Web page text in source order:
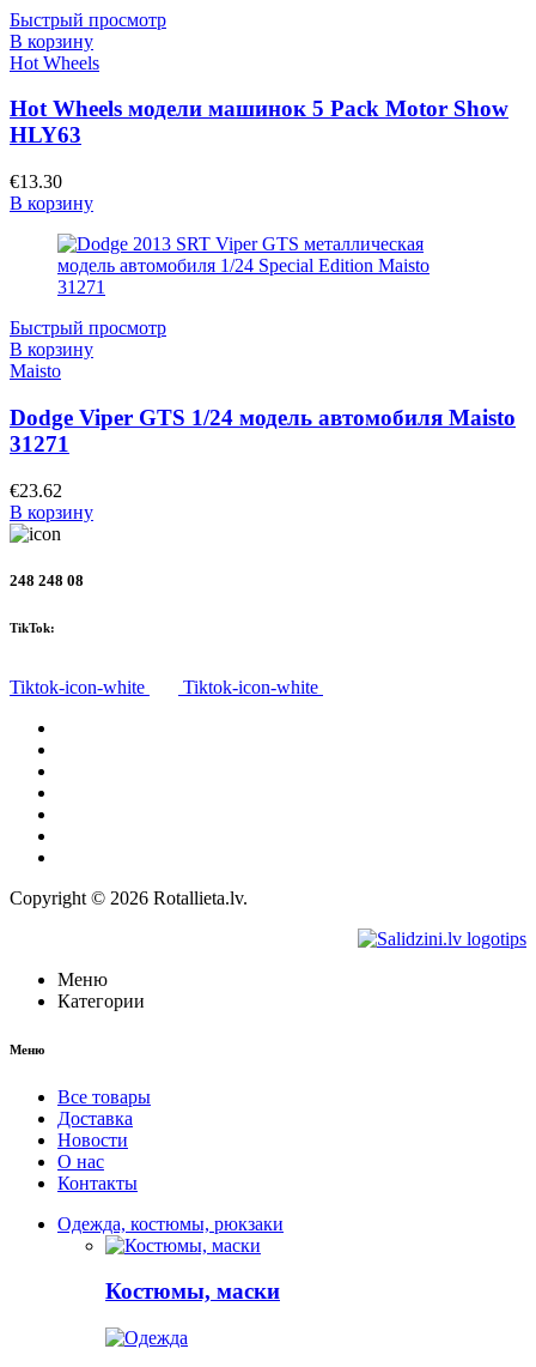
Быстрый просмотр
В корзину
Hot Wheels
Hot Wheels модели машинок 5 Pack Motor Show
HLY63
€13.30
В корзину
Быстрый просмотр
В корзину
Maisto
Dodge Viper GTS 1/24 модель автомобиля Maisto
31271
€23.62
В корзину
248 248 08
TikTok:
Tiktok-icon-white
Tiktok-icon-white
Copyright © 2026 Rotallieta.lv.
Меню
Категории
Меню
Все товары
Доставка
Новости
О нас
Контакты
Одежда, костюмы, рюкзаки
Костюмы, маски